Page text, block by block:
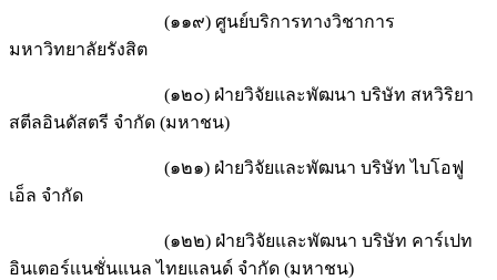
(๑๑๙) ศูนย์บริการทางวิชาการ
มหาวิทยาลัยรังสิต
(๑๒๐) ฝ่ายวิจัยและพัฒนา บริษัท สหวิริยา
สตีลอินดัสตรี จำกัด (มหาชน)
(๑๒๑) ฝ่ายวิจัยและพัฒนา บริษัท ไบโอฟู
เอ็ล จำกัด
(๑๒๒) ฝ่ายวิจัยและพัฒนา บริษัท คาร์เปท
อินเตอร์เเนชั่นแนล ไทยแลนด์ จำกัด (มหาชน)